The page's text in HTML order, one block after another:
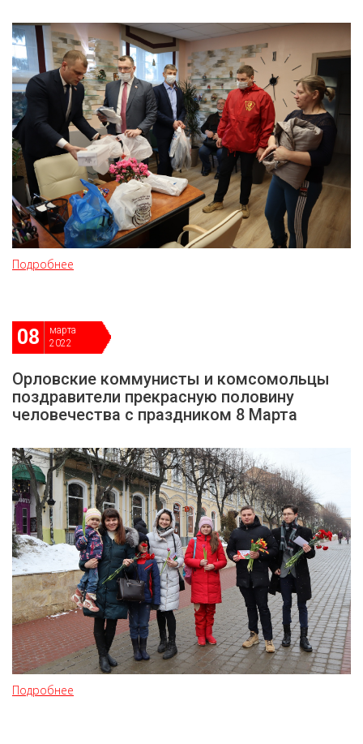
Подробнее
08
марта
2022
Орловские коммунисты и комсомольцы
поздравители прекрасную половину
человечества с праздником 8 Марта
Подробнее